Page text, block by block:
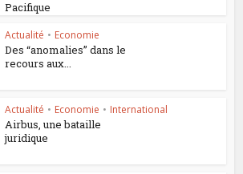
Pacifique
Actualité • Economie
Des “anomalies” dans le
recours aux...
Actualité • Economie • International
Airbus, une bataille
juridique